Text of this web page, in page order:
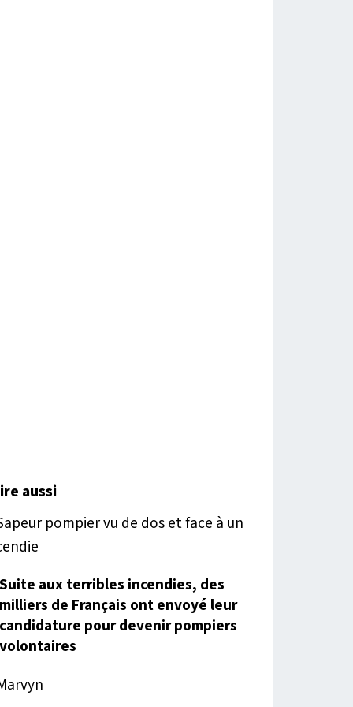
aussi
Suite aux terribles incendies, des
milliers de Français ont envoyé leur
candidature pour devenir pompiers
volontaires